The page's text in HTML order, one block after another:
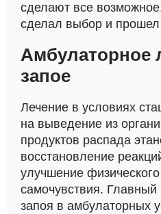
сделают все
сделал выбор и прошел
Амбулаторное
запое
Лечение в условиях
на выведение из
продуктов распада
восстановление
улучшение физического
самочувствия.
запоя в амбулаторных